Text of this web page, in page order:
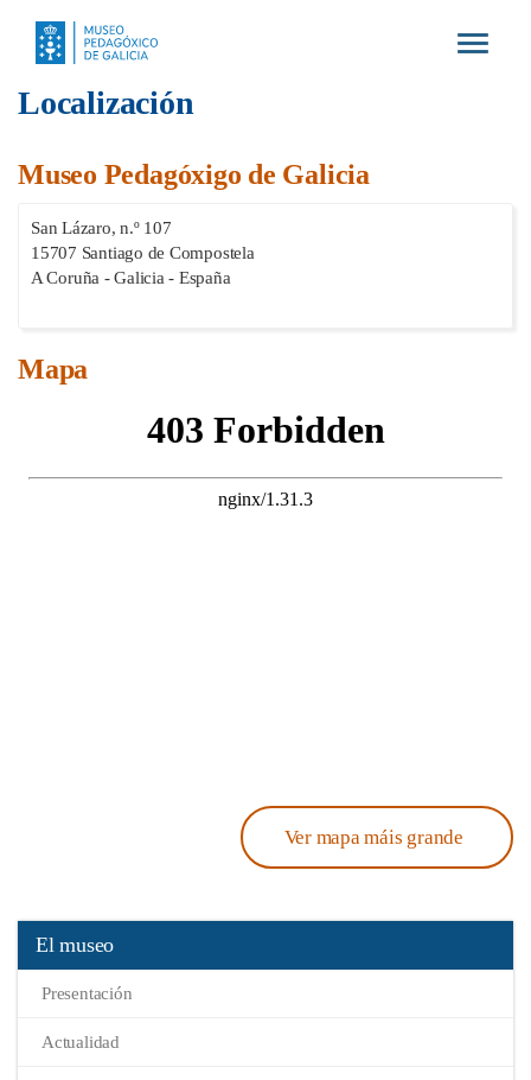
Toggle
Localización
Museo Pedagóxigo de Galicia
San Lázaro, n.º 107
15707 Santiago de Compostela
A Coruña - Galicia - España
Mapa
Ver mapa máis grande
El museo
Presentación
Actualidad